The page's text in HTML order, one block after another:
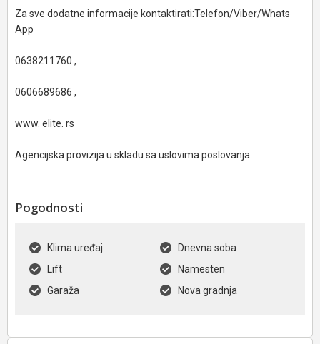
Za sve dodatne informacije kontaktirati:Telefon/Viber/Whats
App
0638211760 ,
0606689686 ,
www. elite. rs
Agencijska provizija u skladu sa uslovima poslovanja.
Pogodnosti
Klima uređaj
Dnevna soba
Lift
Namesten
Garaža
Nova gradnja